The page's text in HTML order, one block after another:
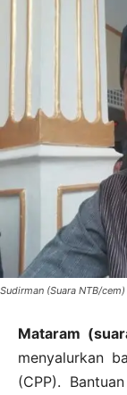
Sudirman (Suara NTB/cem)
Mataram
menyalurkan
(CPP).